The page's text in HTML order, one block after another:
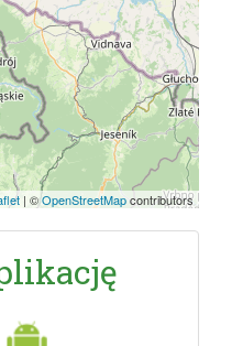
| ©OpenStreetMapcontributors